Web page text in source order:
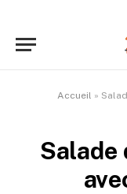
Accueil »
Salade